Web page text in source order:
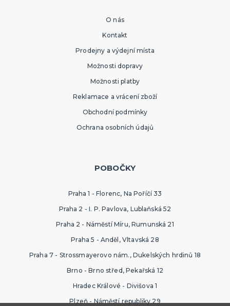
O nás
Kontakt
Prodejny a výdejní místa
Možnosti dopravy
Možnosti platby
Reklamace a vrácení zboží
Obchodní podmínky
Ochrana osobních údajů
POBOČKY
Praha 1 - Florenc, Na Poříčí 33
Praha 2 - I. P. Pavlova, Lublaňská 52
Praha 2 - Náměstí Míru, Rumunská 21
Praha 5 - Anděl, Vltavská 28
Praha 7 - Strossmayerovo nám., Dukelských hrdinů 18
Brno - Brno střed, Pekařská 12
Hradec Králové - Divišova 1
Plzeň - Náměstí republiky 29